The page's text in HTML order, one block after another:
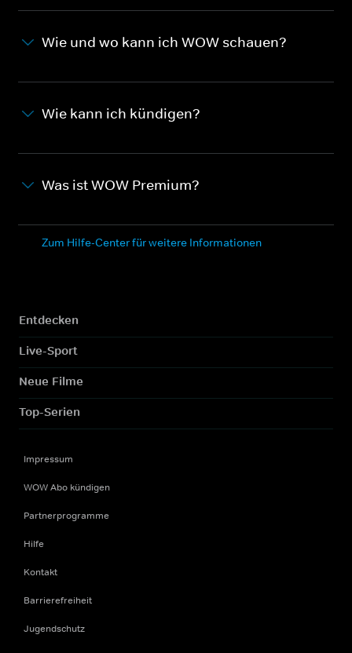
Wie und wo kann ich WOW schauen?
Wie kann ich kündigen?
Was ist WOW Premium?
Zum Hilfe-Center für weitere Informationen
Entdecken
Live-Sport
Neue Filme
Top-Serien
Impressum
WOW Abo kündigen
Partnerprogramme
Hilfe
Kontakt
Barrierefreiheit
Jugendschutz